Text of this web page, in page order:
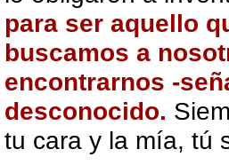
para ser aquello
buscamos a
encontrarnos -
desconocido.
tu cara y la mía, tú